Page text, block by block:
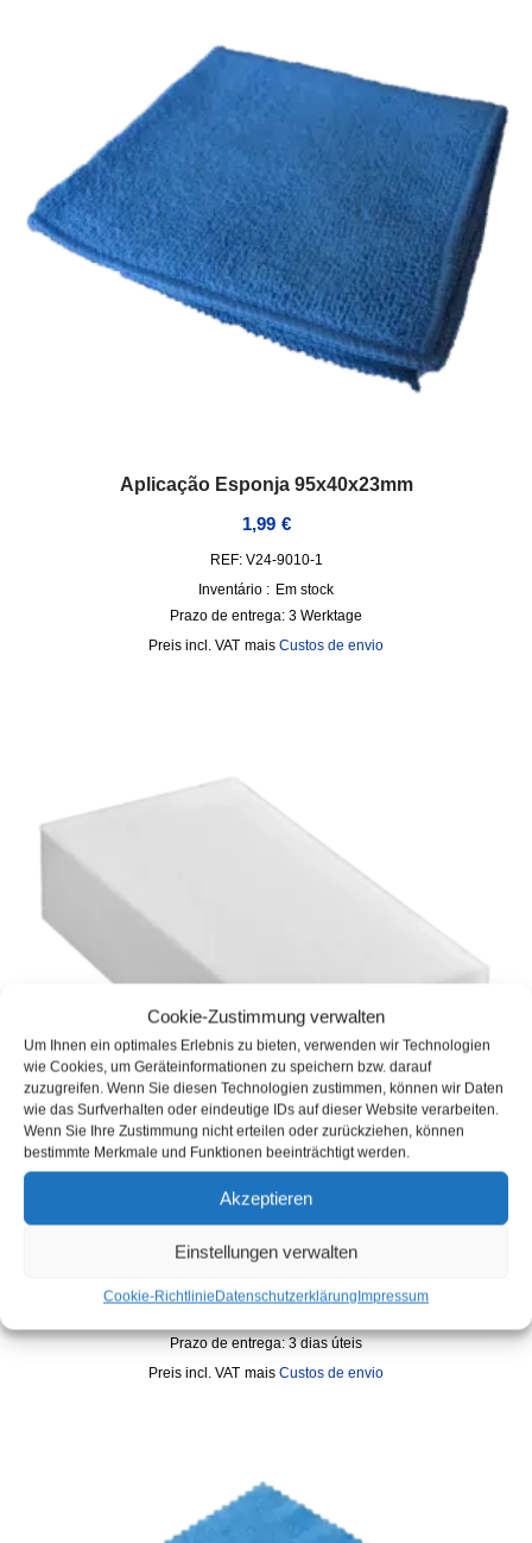
Cookie-Zustimmung verwalten
Um Ihnen ein optimales Erlebnis zu bieten, verwenden wir Technologien
wie Cookies, um Geräteinformationen zu speichern bzw. darauf
zuzugreifen. Wenn Sie diesen Technologien zustimmen, können wir Daten
wie das Surfverhalten oder eindeutige IDs auf dieser Website verarbeiten.
Wenn Sie Ihre Zustimmung nicht erteilen oder zurückziehen, können
bestimmte Merkmale und Funktionen beeinträchtigt werden.
Akzeptieren
Einstellungen verwalten
Cookie-RichtlinieDatenschutzerklärungImpressum
Aplicação Esponja 95x40x23mm
1,99 €
REF: V24-9010-1
Inventário : Em stock
Prazo de entrega: 3 Werktage
incl. VAT mais Custos de envio
V24 Apagador de sujidade 100x70x30mm
0,99 €
REF: V24-9020-1
Prazo de entrega:3 dias úteis
incl. VAT mais Custos de envio